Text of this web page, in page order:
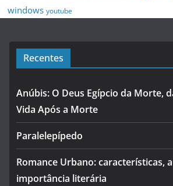
windows youtube
Recentes
Anúbis: O Deus Egípcio da Morte,
Vida Após a Morte
Paralelepípedo
Romance Urbano: características,
importância literária